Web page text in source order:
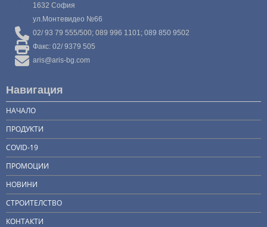
1632 София
ул.Монтевидео №66
02/ 93 79 555/500; 089 996 1101; 089 850 9502
Факс: 02/ 9379 505
aris@aris-bg.com
Навигация
НАЧАЛО
ПРОДУКТИ
COVID-19
ПРОМОЦИИ
НОВИНИ
СТРОИТЕЛСТВО
КОНТАКТИ